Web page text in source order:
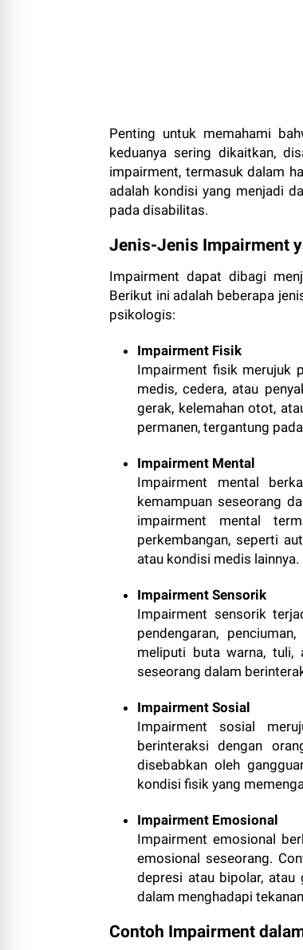
Penting untuk memahami
keduanya sering dikaitkan,
impairment, termasuk dalam
adalah kondisi yang menjadi
pada disabilitas.
Jenis-Jenis Impairment
Impairment dapat dibagi
Berikut ini adalah beberapa
psikologis:
Impairment Fisik
Impairment fisik merujuk
medis, cedera, atau
gerak, kelemahan otot,
permanen, tergantung
Impairment Mental
Impairment mental
kemampuan seseorang
impairment mental
perkembangan, seperti
atau kondisi medis lainnya.
Impairment Sensorik
Impairment sensorik
pendengaran,
meliputi buta warna, tuli,
seseorang dalam
Impairment Sosial
Impairment sosial
berinteraksi dengan
disebabkan oleh
kondisi fisik yang
Impairment Emosional
Impairment emosional
emosional seseorang.
depresi atau bipolar, atau
dalam menghadapi
Contoh Impairment